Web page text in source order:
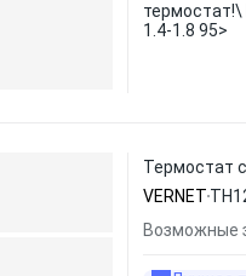
1.4-1.8 95>
Термостат
VERNET
Возможные